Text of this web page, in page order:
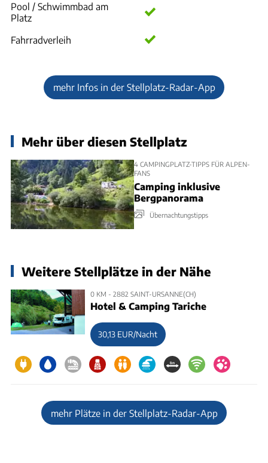
Pool / Schwimmbad am
Platz
Fahrradverleih
mehr Infos in der Stellplatz-Radar-App
Mehr über diesen Stellplatz
4 CAMPINGPLATZ-TIPPS FÜR ALPEN-
FANS
Camping inklusive
Bergpanorama
Übernachtungstipps
Weitere Stellplätze in der Nähe
0 KM - 2882 SAINT-URSANNE(CH)
Hotel & Camping Tariche
30,13 EUR/Nacht
mehr Plätze in der Stellplatz-Radar-App